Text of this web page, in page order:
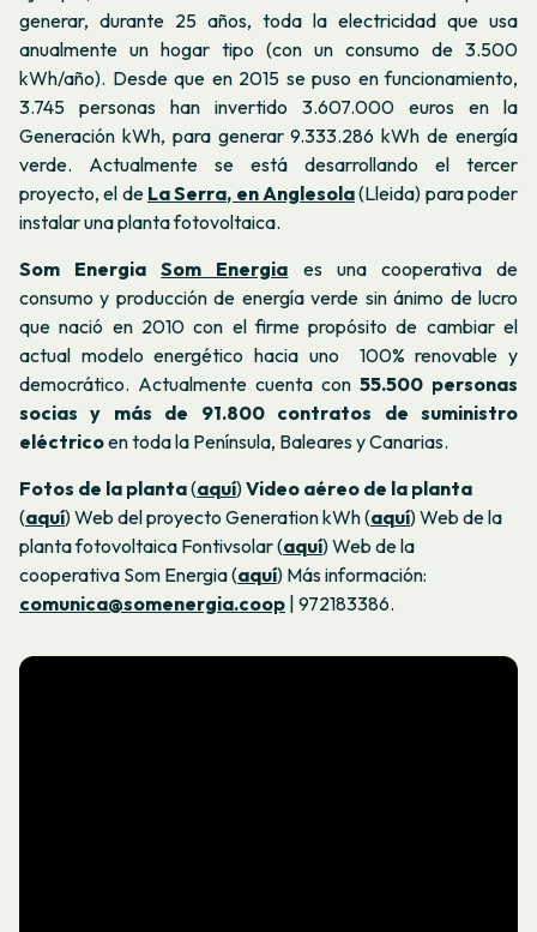
generar, durante 25 años, toda la electricidad que usa
anualmente un hogar tipo (con un consumo de 3.500
kWh/año). Desde que en 2015 se puso en funcionamiento,
3.745 personas han invertido 3.607.000 euros en la
Generación kWh, para generar 9.333.286 kWh de energía
verde. Actualmente se está desarrollando el tercer
proyecto, el de La Serra, en Anglesola(Lleida) para poder
instalar una planta fotovoltaica.
Som EnergiaSom Energia es una cooperativa de
consumo y producción de energía verde sin ánimo de lucro
que nació en 2010 con el firme propósito de cambiar el
actual modelo energético hacia uno 100% renovable y
democrático. Actualmente cuenta con 55.500 personas
socias y más de 91.800 contratos de suministro
eléctricoen toda la Península, Baleares y Canarias.
Fotos de la planta(aquí)Video aéreo de la planta
(aquí)Web del proyecto Generation kWh (aquí)Web de la
planta fotovoltaica Fontivsolar (aquí)Web de la
cooperativa Som Energia (aquí) Más información:
comunica@somenergia.coop | 972183386.